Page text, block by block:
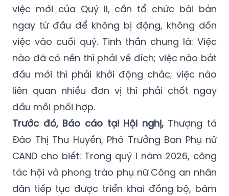
việc mới của Quý II, cần tổ chức bài bản
ngay từ đầu để không bị động, không dồn
việc vào cuối quý. Tinh thần chung là: Việc
nào đã có nền thì phải về đích; việc nào bắt
đầu mới thì phải khởi động chắc; việc nào
liên quan nhiều đơn vị thì phải chốt ngay
đầu mối phối hợp.
Trước đó, Báo cáo tại Hội nghị,Thượng tá
Đào Thị Thu Huyền, Phó Trưởng Ban Phụ nữ
CAND cho biết: Trong quý I năm 2026, công
tác hội và phong trào phụ nữ Công an nhân
dân tiếp tục được triển khai đồng bộ, bám